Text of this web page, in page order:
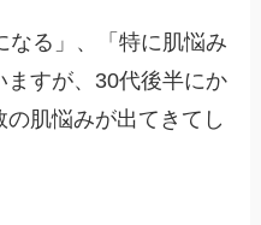
なる」、「特に肌悩み
すが、30代後半にか
肌悩みが出てきてし